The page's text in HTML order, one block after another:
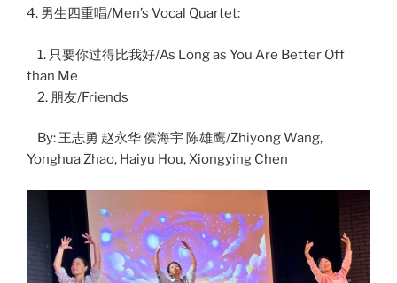
4. 男生四重唱/Men’s Vocal Quartet:
1. 只要你过得比我好/As Long as You Are Better Off
than Me
2. 朋友/Friends
By: 王志勇 赵永华 侯海宇 陈雄鹰/Zhiyong Wang,
Yonghua Zhao, Haiyu Hou, Xiongying Chen